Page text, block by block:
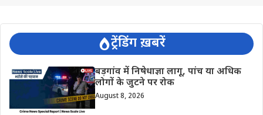
ट्रेंडिंग ख़बरें
बड़गांव में निषेधाज्ञा लागू, पांच या अधिक
लोगों के जुटने पर रोक
August 8, 2026